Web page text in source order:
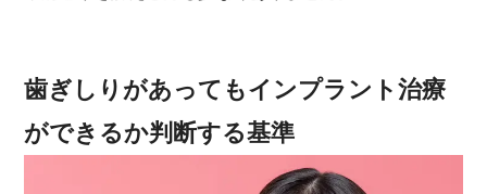
歯ぎしりがあってもインプラント治療
ができるか判断する基準